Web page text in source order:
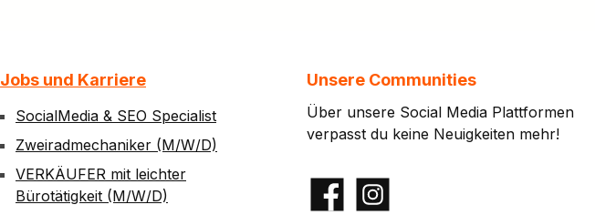
Jobs und Karriere
SocialMedia & SEO Specialist
Zweiradmechaniker (M/W/D)
VERKÄUFER mit leichter
Bürotätigkeit (M/W/D)
Unsere Communities
Über unsere Social Media Plattformen
verpasst du keine Neuigkeiten mehr!
FacebookInstagram